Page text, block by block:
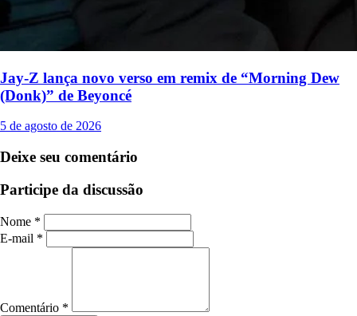
Jay-Z lança novo verso em remix de “Morning Dew
(Donk)” de Beyoncé
5 de agosto de 2026
Deixe seu comentário
Participe da discussão
Nome *
E-mail *
Comentário *